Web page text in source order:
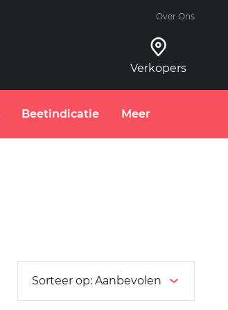
Verkopers
Over Ons
Beetindicatie Meer